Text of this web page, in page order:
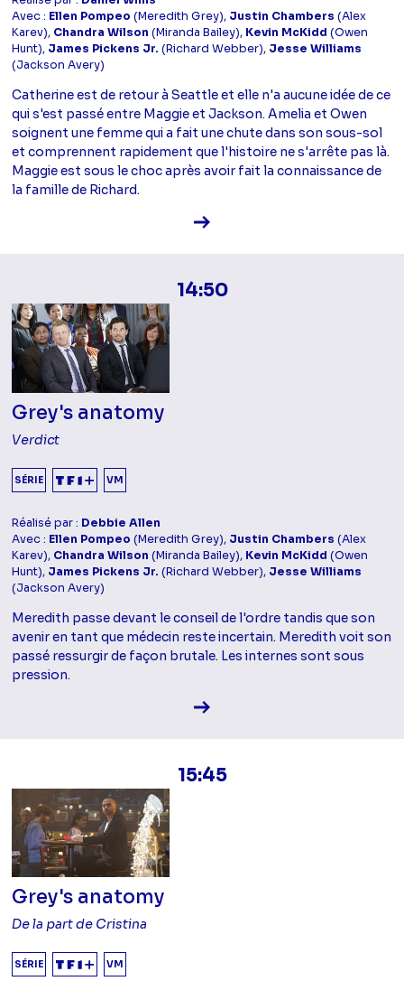
Avec : Ellen Pompeo (Meredith Grey), Justin Chambers (Alex
Karev), Chandra Wilson (Miranda Bailey), Kevin McKidd (Owen
Hunt), James Pickens Jr. (Richard Webber), Jesse Williams
(Jackson Avery)
Catherine est de retour à Seattle et elle n'a aucune idée de ce
qui s'est passé entre Maggie et Jackson. Amelia et Owen
soignent une femme qui a fait une chute dans son sous-sol
et comprennent rapidement que l'histoire ne s'arrête pas là.
Maggie est sous le choc après avoir fait la connaissance de
la famille de Richard.
Voir la fiche diffusion
14:50
Grey's anatomy
Verdict
SÉRIE VM
Réalisé par : Debbie Allen
Avec : Ellen Pompeo (Meredith Grey), Justin Chambers (Alex
Karev), Chandra Wilson (Miranda Bailey), Kevin McKidd (Owen
Hunt), James Pickens Jr. (Richard Webber), Jesse Williams
(Jackson Avery)
Meredith passe devant le conseil de l'ordre tandis que son
avenir en tant que médecin reste incertain. Meredith voit son
passé ressurgir de façon brutale. Les internes sont sous
pression.
Voir la fiche diffusion
15:45
Grey's anatomy
De la part de Cristina
SÉRIE VM